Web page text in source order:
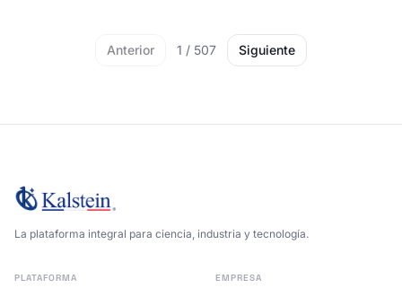
Anterior 1 / 507 Siguiente
La plataforma integral para ciencia, industria y tecnología.
PLATAFORMA EMPRESA